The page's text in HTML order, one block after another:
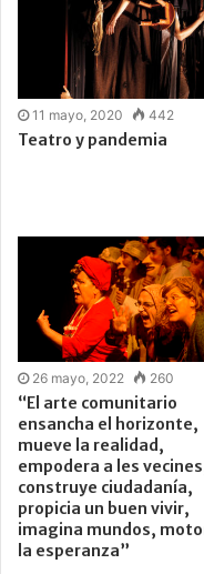
11 mayo, 2020 442
Teatro y pandemia
26 mayo, 2022 260
“El arte comunitario
ensancha el horizonte,
mueve la realidad,
empodera a les
construye ciudadanía,
propicia un buen vivir,
imagina mundos,
la esperanza”